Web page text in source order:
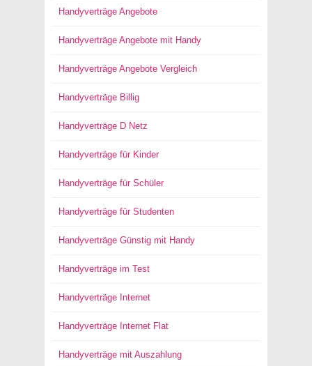
Handyverträge Angebote
Handyverträge Angebote mit Handy
Handyverträge Angebote Vergleich
Handyverträge Billig
Handyverträge D Netz
Handyverträge für Kinder
Handyverträge für Schüler
Handyverträge für Studenten
Handyverträge Günstig mit Handy
Handyverträge im Test
Handyverträge Internet
Handyverträge Internet Flat
Handyverträge mit Auszahlung